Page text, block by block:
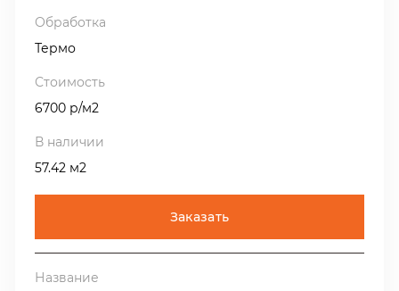
Термо
6700 р/м2
57.42 м2
Заказать